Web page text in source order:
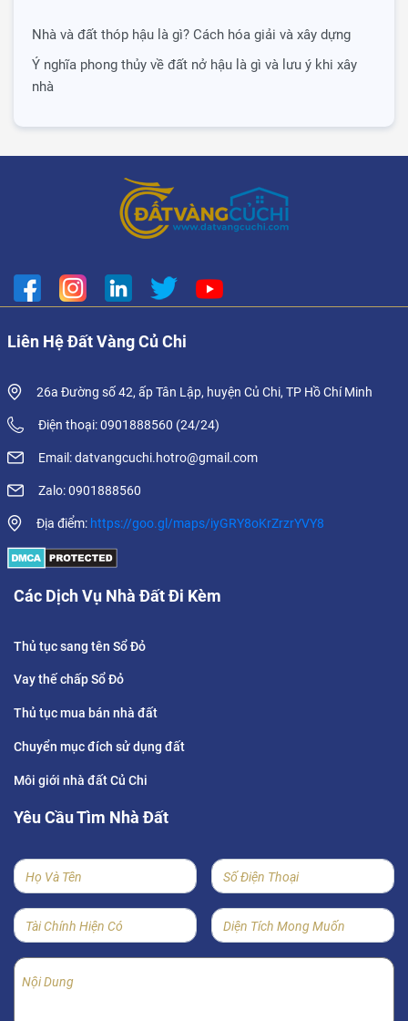
Nhà và đất thóp hậu là gì? Cách hóa giải và xây dựng
Ý nghĩa phong thủy về đất nở hậu là gì và lưu ý khi xây
nhà
Liên Hệ Đất Vàng Củ Chi
26a Đường số 42, ấp Tân Lập, huyện Củ Chi, TP Hồ Chí Minh
Điện thoại: 0901888560 (24/24)
Email: datvangcuchi.hotro@gmail.com
Zalo: 0901888560
Địa điểm: https://goo.gl/maps/iyGRY8oKrZrzrYVY8
Các Dịch Vụ Nhà Đất Đi Kèm
Thủ tục sang tên Sổ Đỏ
Vay thế chấp Sổ Đỏ
Thủ tục mua bán nhà đất
Chuyển mục đích sử dụng đất
Môi giới nhà đất Củ Chi
Yêu Cầu Tìm Nhà Đất